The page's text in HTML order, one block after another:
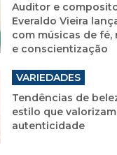
Auditor e
Everaldo Vieira
com músicas de fé,
e conscientização
VARIEDADES
Tendências de
estilo que
autenticidade